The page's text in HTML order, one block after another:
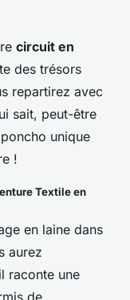
circuit en
des trésors
repartirez avec
sait, peut-être
unique
!
Textile en
en laine dans
aurez
raconte une
de